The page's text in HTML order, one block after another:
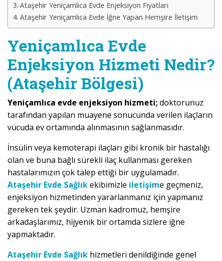
Ataşehir Yeniçamlıca Evde Enjeksiyon Fiyatları
Ataşehir Yeniçamlıca Evde İğne Yapan Hemşire İletişim
Yeniçamlıca Evde
Enjeksiyon Hizmeti Nedir?
(Ataşehir Bölgesi)
Yeniçamlıca evde enjeksiyon hizmeti;doktorunuz
tarafından yapılan muayene sonucunda verilen ilaçların
vücuda ev ortamında alınmasının sağlanmasıdır.
İnsülin veya kemoterapi ilaçları gibi kronik bir hastalığı
olan ve buna bağlı sürekli ilaç kullanması gereken
hastalarımızın çok talep ettiği bir uygulamadır.
Ataşehir Evde Sağlıkekibimizle iletişime geçmeniz,
enjeksiyon hizmetinden yararlanmanız için yapmanız
gereken tek şeydir. Uzman kadromuz, hemşire
arkadaşlarımız, hijyenik bir ortamda sizlere iğne
yapmaktadır.
Ataşehir Evde Sağlık hizmetleri denildiğinde genel